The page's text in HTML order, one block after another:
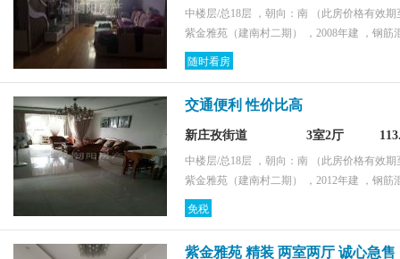
中楼层/总18层 ，朝向：南
（此房价格有效
紫金雅苑（建南村二期） ，2008年建 ，钢筋
随时看房
交通便利 性价比高
新庄孜街道 3室2厅
中楼层/总18层 ，朝向：南
（此房价格有效
紫金雅苑（建南村二期） ，2012年建 ，钢筋
免税
紫金雅苑 精装 两室两厅 诚心急售